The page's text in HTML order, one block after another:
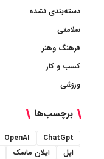
دسته‌بندی نشده
سلامتی
فرهنگ وهنر
کسب و کار
ورزشی
برچسب‌ها
ChatGpt
OpenAI
اپل
ایلان ماسک